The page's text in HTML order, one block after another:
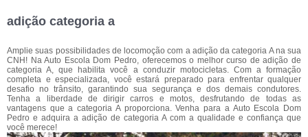
adição categoria a
Amplie suas possibilidades de locomoção com a adição da categoria A na sua
CNH! Na Auto Escola Dom Pedro, oferecemos o melhor curso de adição de
categoria A, que habilita você a conduzir motocicletas. Com a formação
completa e especializada, você estará preparado para enfrentar qualquer
desafio no trânsito, garantindo sua segurança e dos demais condutores.
Tenha a liberdade de dirigir carros e motos, desfrutando de todas as
vantagens que a categoria A proporciona. Venha para a Auto Escola Dom
Pedro e adquira a adição de categoria A com a qualidade e confiança que
você merece!